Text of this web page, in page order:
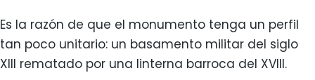
Es la razón de que el monumento tenga un perfil
tan poco unitario: un basamento militar del siglo
XIII rematado por una linterna barroca del XVIII.